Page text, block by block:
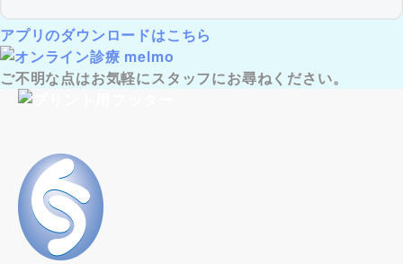
アプリのダウンロードはこちら
ご不明な点はお気軽にスタッフにお尋ねください。